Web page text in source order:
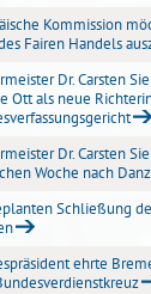
Kommission
Fairen Handels
Dr. Carsten
Ott als neue
Dr. Carsten
Woche nach
Schließung
ehrte